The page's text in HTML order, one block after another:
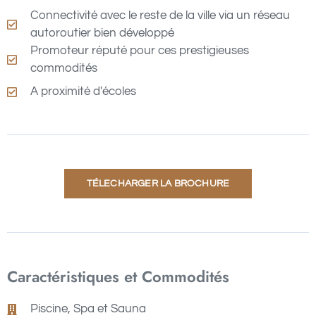
Connectivité avec le reste de la ville via un réseau
autoroutier bien développé
Promoteur réputé pour ces prestigieuses
commodités
A proximité d'écoles
TÉLECHARGER LA BROCHURE
Caractéristiques et Commodités
Piscine, Spa et Sauna